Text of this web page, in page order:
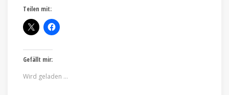
Teilen mit:
Gefällt mir:
Wird geladen …